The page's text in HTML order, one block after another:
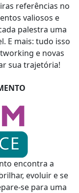
referências no
valiosos e
palestra uma
E mais: tudo isso
e novas
sua trajetória!
encontra a
evoluir e se
se para uma